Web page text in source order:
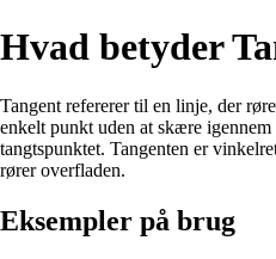
Hvad betyder
Tangent refererer til en linje, der
enkelt punkt uden at skære
tangtspunktet. Tangenten er
rører overfladen.
Eksempler på brug